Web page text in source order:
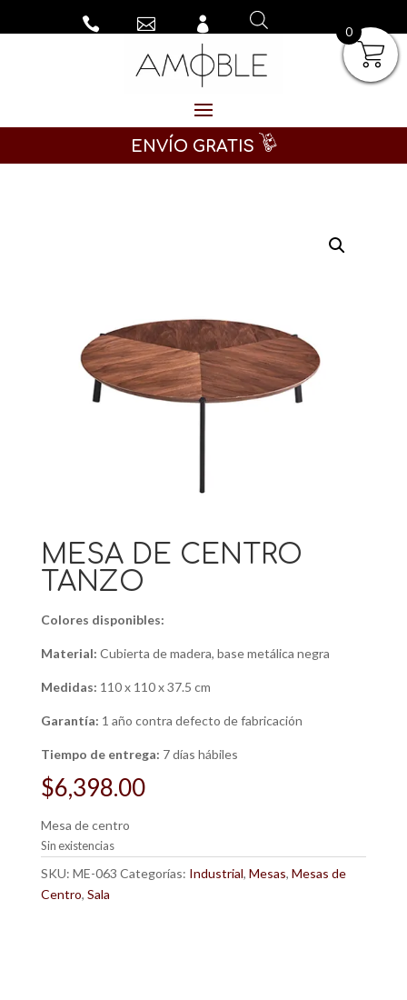
  
ENVÍO GRATIS
MESA DE CENTRO
TANZO
Colores disponibles:
Material: Cubierta de madera, base metálica negra
Medidas: 110 x 110 x 37.5 cm
Garantía: 1 año contra defecto de fabricación
Tiempo de entrega: 7 días hábiles
$6,398.00
Mesa de centro
Sin existencias
SKU: ME-063 Categorías: Industrial, Mesas, Mesas de
Centro, Sala
0